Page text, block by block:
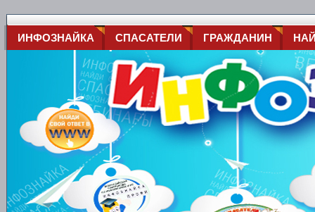
ИНФОЗНАЙКА СПАСАТЕЛИ ГРАЖДАНИН